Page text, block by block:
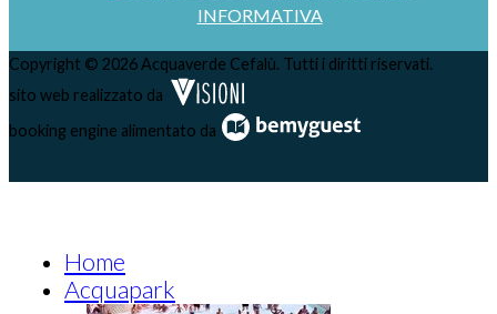
INFORMATIVA
Copyright © 2026 Acquaverde Cefalù. Tutti i diritti riservati.
sito web realizzato da
booking engine alimentato da
Home
Acquapark